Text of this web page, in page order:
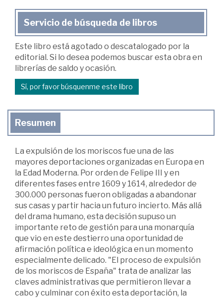
Servicio de búsqueda de libros
Este libro está agotado o descatalogado por la
editorial. Si lo desea podemos buscar esta obra en
librerías de saldo y ocasión.
Sí, por favor búsquenme este libro
Resumen
La expulsión de los moriscos fue una de las
mayores deportaciones organizadas en Europa en
la Edad Moderna. Por orden de Felipe III y en
diferentes fases entre 1609 y 1614, alrededor de
300.000 personas fueron obligadas a abandonar
sus casas y partir hacia un futuro incierto. Más allá
del drama humano, esta decisión supuso un
importante reto de gestión para una monarquía
que vio en este destierro una oportunidad de
afirmación política e ideológica en un momento
especialmente delicado. "El proceso de expulsión
de los moriscos de España" trata de analizar las
claves administrativas que permitieron llevar a
cabo y culminar con éxito esta deportación, la